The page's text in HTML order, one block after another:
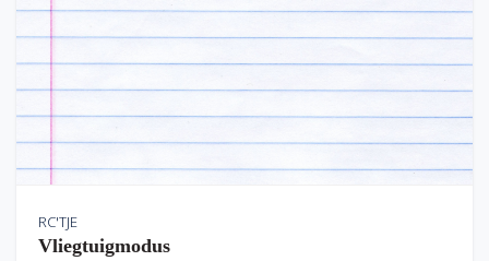
RC'TJE
Vliegtuigmodus